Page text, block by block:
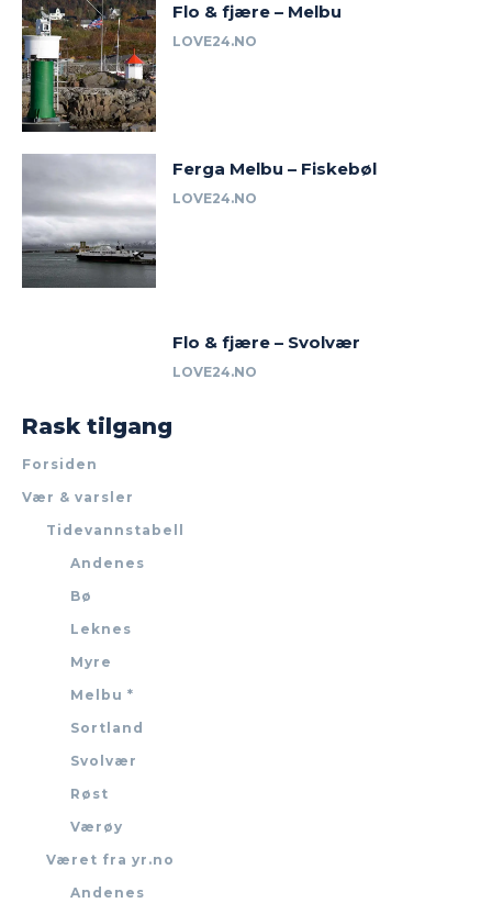
Flo & fjære – Melbu
LOVE24.NO
Ferga Melbu – Fiskebøl
LOVE24.NO
Flo & fjære – Svolvær
LOVE24.NO
Rask tilgang
Forsiden
Vær & varsler
Tidevannstabell
Andenes
Bø
Leknes
Myre
Melbu *
Sortland
Svolvær
Røst
Værøy
Været fra yr.no
Andenes